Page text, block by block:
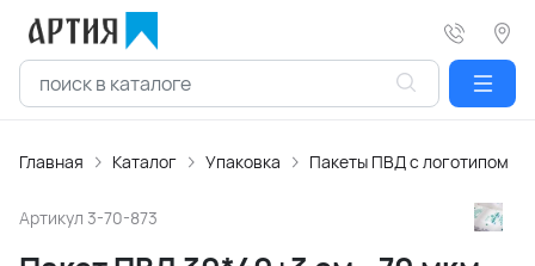
Главная Каталог Упаковка Пакеты ПВД с логотипом
Артикул 3-70-873